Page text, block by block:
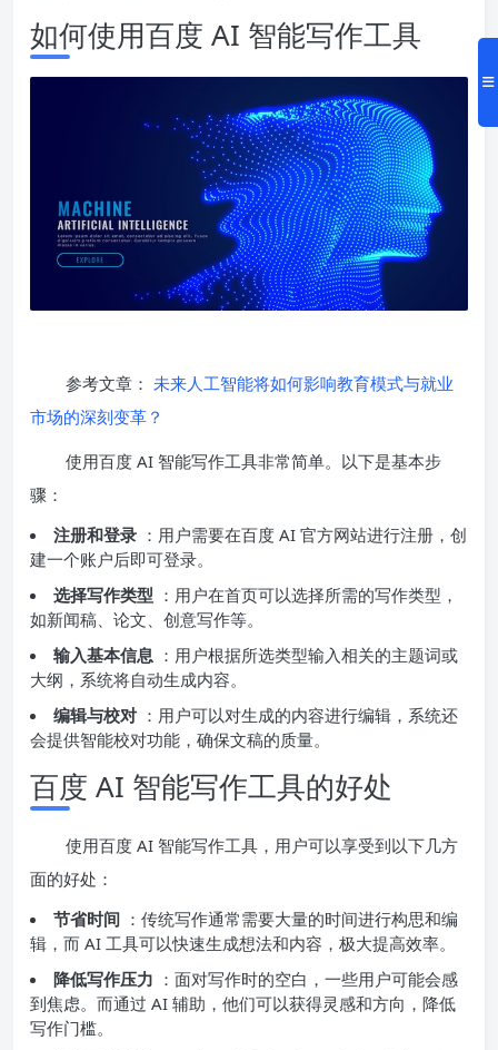
如何使用百度 AI 智能写作工具
参考文章： 未来人工智能将如何影响教育模式与就业
市场的深刻变革？
使用百度 AI 智能写作工具非常简单。以下是基本步
骤：
注册和登录 ：用户需要在百度 AI 官方网站进行注册，创
建一个账户后即可登录。
选择写作类型 ：用户在首页可以选择所需的写作类型，
如新闻稿、论文、创意写作等。
输入基本信息 ：用户根据所选类型输入相关的主题词或
大纲，系统将自动生成内容。
编辑与校对 ：用户可以对生成的内容进行编辑，系统还
会提供智能校对功能，确保文稿的质量。
百度 AI 智能写作工具的好处
使用百度 AI 智能写作工具，用户可以享受到以下几方
面的好处：
节省时间 ：传统写作通常需要大量的时间进行构思和编
辑，而 AI 工具可以快速生成想法和内容，极大提高效率。
降低写作压力 ：面对写作时的空白，一些用户可能会感
到焦虑。而通过 AI 辅助，他们可以获得灵感和方向，降低
写作门槛。